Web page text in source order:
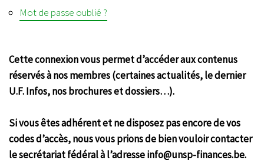
Mot de passe oublié ?
Cette connexion vous permet d’accéder aux contenus
réservés à nos membres (certaines actualités, le dernier
U.F. Infos, nos brochures et dossiers…).
Si vous êtes adhérent et ne disposez pas encore de vos
codes d’accès, nous vous prions de bien vouloir contacter
le secrétariat fédéral à l’adresse info@unsp-finances.be.